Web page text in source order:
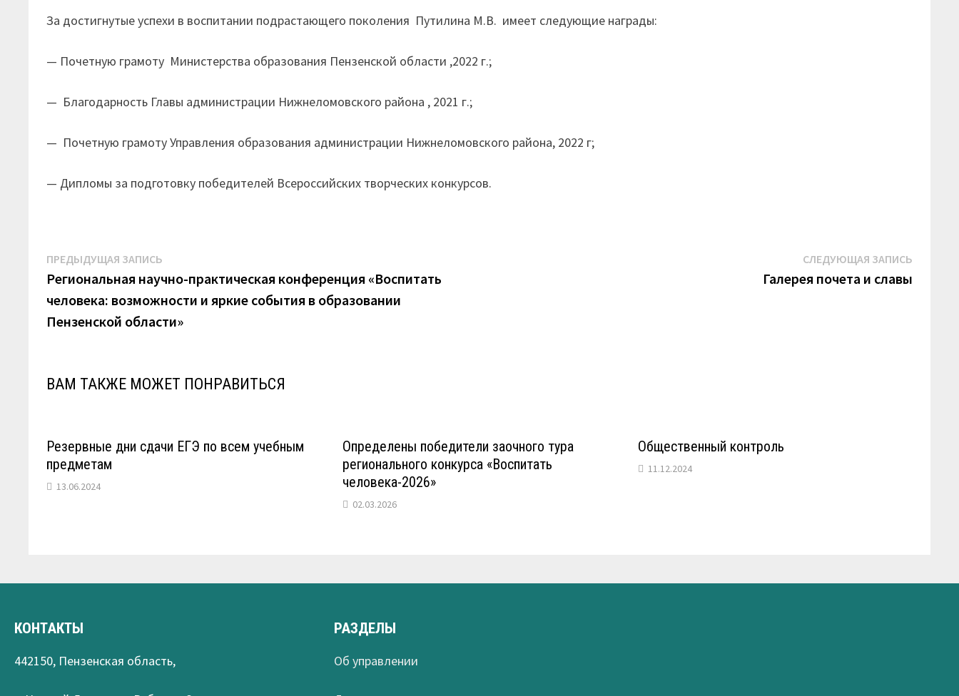
За достигнутые успехи в воспитании подрастающего поколения Путилина М.В. имеет следующие награды:
— Почетную грамоту Министерства образования Пензенской области ,2022 г.;
— Благодарность Главы администрации Нижнеломовского района , 2021 г.;
— Почетную грамоту Управления образования администрации Нижнеломовского района, 2022 г;
— Дипломы за подготовку победителей Всероссийских творческих конкурсов.
Навигация
по
записям
ПРЕДЫДУЩАЯ ЗАПИСЬ
запись:
Региональная научно-практическая конференция «Воспитать
человека: возможности и яркие события в образовании
Пензенской области»
СЛЕДУЮЩАЯ ЗАПИСЬ
запись:
Галерея почета и славы
ВАМ ТАКЖЕ МОЖЕТ ПОНРАВИТЬСЯ
Резервные дни сдачи ЕГЭ по всем учебным
предметам
13.06.2024
Определены победители заочного тура
регионального конкурса «Воспитать
человека-2026»
02.03.2026
Общественный контроль
11.12.2024
КОНТАКТЫ
442150, Пензенская область,
РАЗДЕЛЫ
Об управлении